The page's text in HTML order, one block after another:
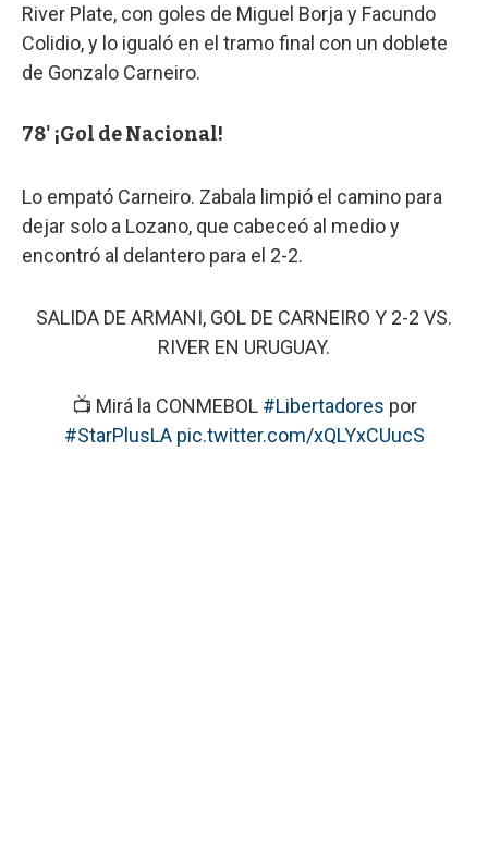
River Plate, con goles de Miguel Borja y Facundo
Colidio, y lo igualó en el tramo final con un doblete
de Gonzalo Carneiro.
78' ¡Gol de Nacional!
Lo empató Carneiro. Zabala limpió el camino para
dejar solo a Lozano, que cabeceó al medio y
encontró al delantero para el 2-2.
SALIDA DE ARMANI, GOL DE CARNEIRO Y 2-2 VS.
RIVER EN URUGUAY.
📺 Mirá la CONMEBOL #Libertadores por
#StarPlusLA pic.twitter.com/xQLYxCUucS